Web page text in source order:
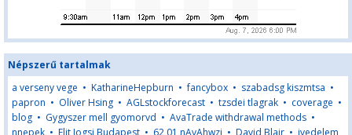
Népszerű tartalmak
a verseny vege • KatharineHepburn •fancybox • szabadsg kiszmtsa •
papron • Oliver Hsing • AGLstockforecast • tzsdei tlagrak • coverage •
blog • Gygyszer mell gyomorvd • AvaTrade withdrawal methods •
nnepek • Elit Jogsi Budapest • 62,01,nAyAhwzj • David Blair • jvedelem